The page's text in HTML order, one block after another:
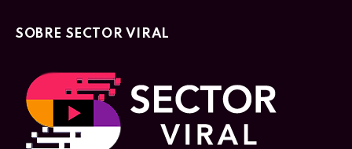
SOBRE SECTOR VIRAL